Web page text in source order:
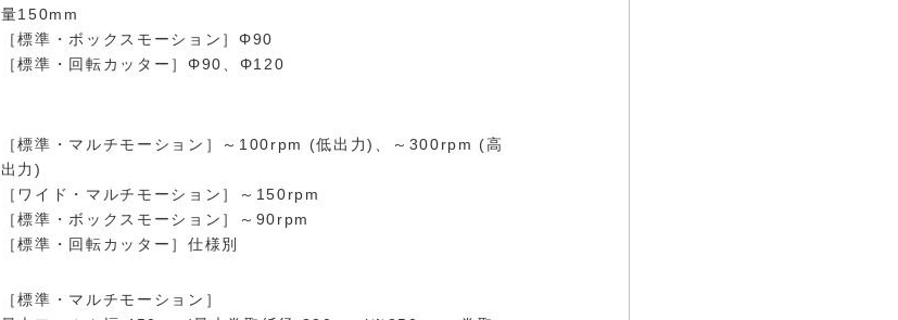
量150mm
［標準・ボックスモーション］Φ90
［標準・回転カッター］Φ90、Φ120
［標準・マルチモーション］～100rpm (低出力)、～300rpm (高
出力)
［ワイド・マルチモーション］～150rpm
［標準・ボックスモーション］～90rpm
［標準・回転カッター］仕様別
［標準・マルチモーション］